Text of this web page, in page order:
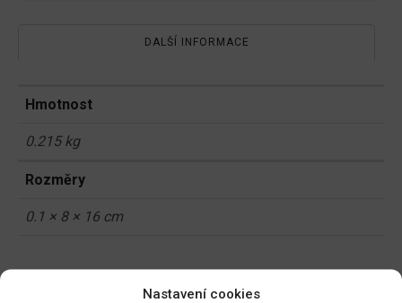
Nastavení cookies
DALŠÍ INFORMACE
Hmotnost
0.215 kg
Rozměry
0.1 × 8 × 16 cm
Související produkty: